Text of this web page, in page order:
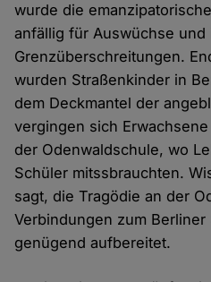
wurde die
anfällig für Auswüchse und
Grenzüberschreitungen.
wurden Straßenkinder in
dem Deckmantel der
vergingen sich
der Odenwaldschule, wo
Schüler mitssbrauchten.
sagt, die Tragödie an der
Verbindungen zum
genügend aufbereitet.